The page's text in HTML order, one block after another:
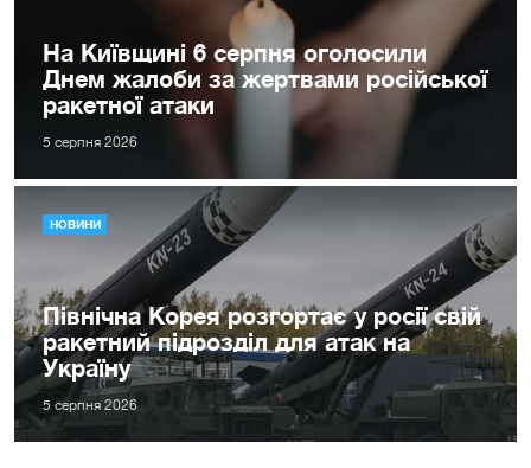
На Київщині 6 серпня оголосили
Днем жалоби за жертвами російської
ракетної атаки
5 серпня 2026
НОВИНИ
Північна Корея розгортає у росії свій
ракетний підрозділ для атак на
Україну
5 серпня 2026